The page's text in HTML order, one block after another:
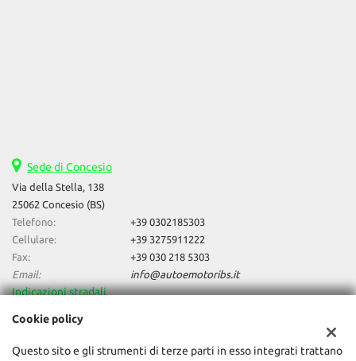
Sede di Concesio
Via della Stella, 138
25062 Concesio (BS)
Telefono:
+39 0302185303
Cellulare:
+39 3275911222
Fax:
+39 030 218 5303
Email:
info@autoemotoribs.it
Indicazioni stradali
Dati fiscali:
Cookie policy
Questo sito e gli strumenti di terze parti in esso integrati trattano